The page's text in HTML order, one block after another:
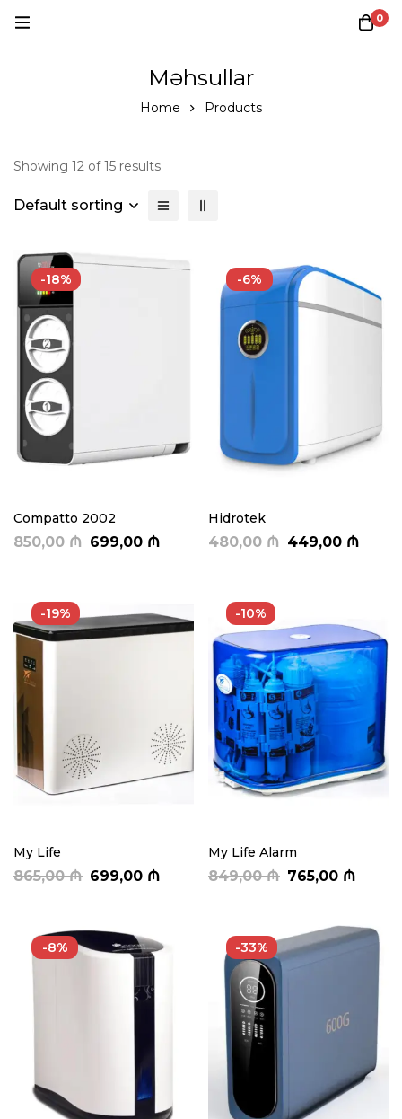
0
Məhsullar
Home Products
Showing 12 of 15 results
Default sorting
-18%
Compatto 2002
850,00₼ 699,00 ₼
-6%
Hidrotek
480,00₼ 449,00 ₼
-19%
My Life
865,00₼ 699,00 ₼
-10%
My Life Alarm
849,00₼ 765,00 ₼
-8% -33%